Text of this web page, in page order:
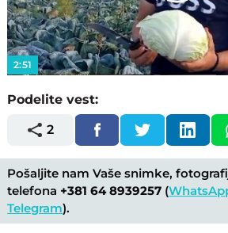
2:51
Podelite vest:
2
Pošaljite nam Vaše snimke,
telefona +381 64 8939257 (
Telegram).